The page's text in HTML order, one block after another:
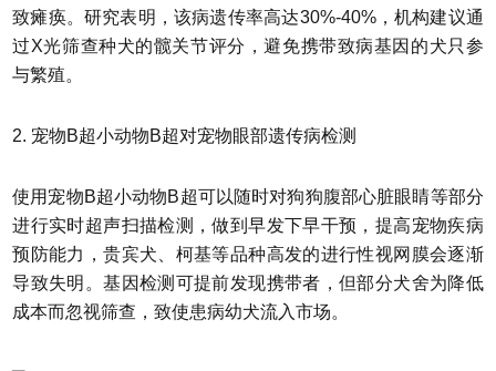
致瘫痪。研究表明，该病遗传率高达30%-40%，机构建议通
过X光筛查种犬的髋关节评分，避免携带致病基因的犬只参
与繁殖。
2. 宠物B超小动物B超对宠物眼部遗传病检测
使用宠物B超小动物B超可以随时对狗狗腹部心脏眼睛等部分
进行实时超声扫描检测，做到早发下早干预，提高宠物疾病
预防能力，贵宾犬、柯基等品种高发的进行性视网膜会逐渐
导致失明。基因检测可提前发现携带者，但部分犬舍为降低
成本而忽视筛查，致使患病幼犬流入市场。